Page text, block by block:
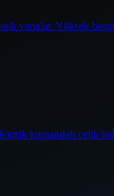
Yüksek
kumandalı çelik